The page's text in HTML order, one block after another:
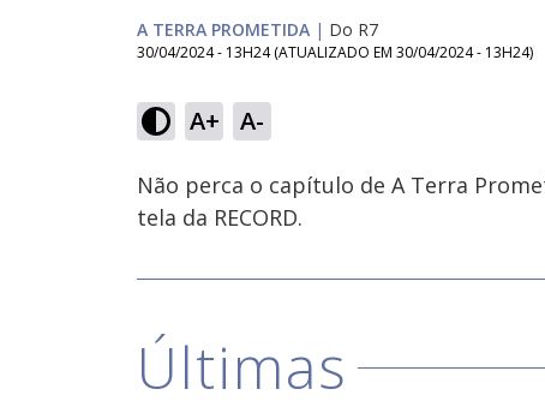
A TERRA PROMETIDA | Do R7
30/04/2024 - 13H24 (ATUALIZADO EM 30/04/2024 - 13H24)
A+ A-
Ativar
Som
Não perca o capítulo de A Terra
tela da RECORD.
Últimas